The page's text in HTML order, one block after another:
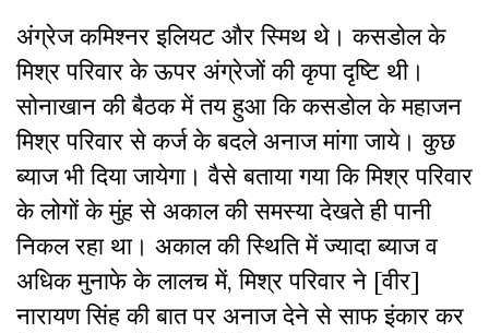
अंग्रेज कमिश्नर इलियट और स्मिथ थे। कसडोल के
मिश्र परिवार के ऊपर अंग्रेजों की कृपा दृष्टि थी।
सोनाखान की बैठक में तय हुआ कि कसडोल के महाजन
मिश्र परिवार से कर्ज के बदले अनाज मांगा जाये। कुछ
ब्याज भी दिया जायेगा। वैसे बताया गया कि मिश्र परिवार
के लोगों के मुंह से अकाल की समस्या देखते ही पानी
निकल रहा था। अकाल की स्थिति में ज्यादा ब्याज व
अधिक मुनाफे के लालच में, मिश्र परिवार ने [वीर]
नारायण सिंह की बात पर अनाज देने से साफ इंकार कर